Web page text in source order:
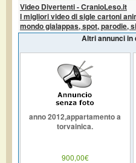
Video Divertenti - CranioLeso.it
I migliori video di sigle cartoni
mondo gialappas, spot, parodie,
Altri annunci in
anno 2012,appartamento a
torvainica.
900,00€